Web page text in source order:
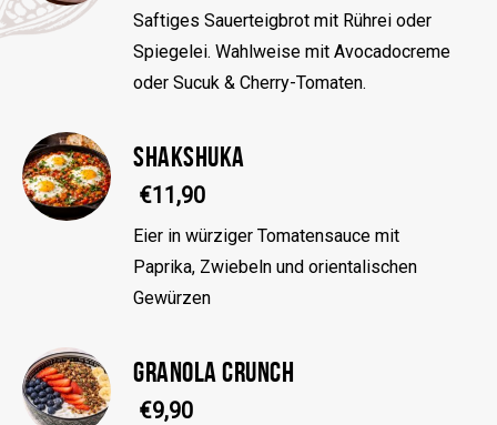
Saftiges Sauerteigbrot mit Rührei oder
Spiegelei. Wahlweise mit Avocadocreme
oder Sucuk & Cherry-Tomaten.
SHAKSHUKA
€11,90
Eier in würziger Tomatensauce mit
Paprika, Zwiebeln und orientalischen
Gewürzen
GRANOLA CRUNCH
€9,90